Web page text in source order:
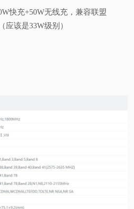
快充+50W无线充，兼容联盟
应该是33W级别）